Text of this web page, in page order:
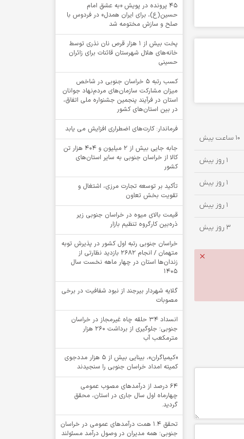
10 ساعت پیش
1 روز پیش
1 روز پیش
1 روز پیش
3 روز پیش
۴۵ پرونده در پویش «به عشق امام
حسین(ع)، برای ایران همدل» در فردوس با
صلح و سازش مختومه شد
پخت بیش از 1 هزار قرص نان نذری توسط
خانه‌های هلال شهرستان قائنات برای زائران
حسینی
کسب رتبه ۵ خراسان جنوبی در شاخص
میزان مشارکت سازمان‌های مردم‌نهاد جوانان
استان در فرآیند پنجمین جشنواره ملی اتفاق،
در بین استان‌های کشور
فرماندار: کارت‌های اضطراری افزایش می یابد
جابه جایی بیش از 2 میلیون و 404 هزار تن
کالا از خراسان جنوبی به سایر استان‌های
کشور
تأکید بر توسعه تجارت مرزی، اشتغال و
تقویت بخش تعاون
قیمت بالای میوه در خراسان جنوبی زیر
ذره‌بین کارگروه تنظیم بازار
خراسان جنوبی رتبه اول کشور در پذیرش توبه
متهمان / انجام ۲۶۸۲ بازدید نظارتی از
زندان‌ها استان در چهار ماهه نخست سال
1405
گلایه شهردار بیرجند از نبود شفافیت در برخی
مصوبات
انسداد ۳۴ حلقه چاه غیرمجاز در خراسان
جنوبی؛ جلوگیری از برداشت ۲۶۰ هزار
مترمکعب آب
«کیمیاگران»، بینایی بیش از ۵ هزار مددجوی
کمیته امداد خراسان جنوبی را سنجیدند
64 درصد از درآمدهای مصوب عمومی
چهارماه اول سال جاری در استان، محقق
گردید.
تحقق ۱.۴ همت درآمدهای عمومی در خراسان
جنوبی؛ همه مدیران در وصول درآمد مسئولند